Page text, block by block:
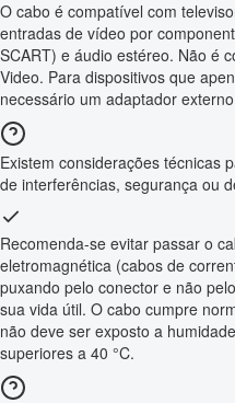
O cabo é compatível com
entradas de vídeo por
SCART) e áudio estéreo. Não é
Video. Para dispositivos que
necessário um adaptador
Existem considerações técnicas
de interferências, segurança ou
Recomenda-se evitar passar o
eletromagnética (cabos de
puxando pelo conector e não
sua vida útil. O cabo cumpre
não deve ser exposto a
superiores a 40 °C.